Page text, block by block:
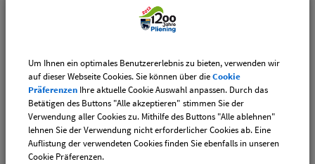
Den gewählten Termin als VCS-Kalenderdatei
downloaden
Drucken
Um Ihnen ein optimales Benutzererlebnis zu bieten, verwenden wir
auf dieser Webseite Cookies. Sie können über dieCookie
Präferenzen Ihre aktuelle Cookie Auswahl anpassen. Durch das
Betätigen des Buttons "Alle akzeptieren" stimmen Sie der
Verwendung aller Cookies zu. Mithilfe des Buttons "Alle ablehnen"
lehnen Sie der Verwendung nicht erforderlicher Cookies ab. Eine
Auflistung der verwendeten Cookies finden Sie ebenfalls in unseren
Cookie Präferenzen.